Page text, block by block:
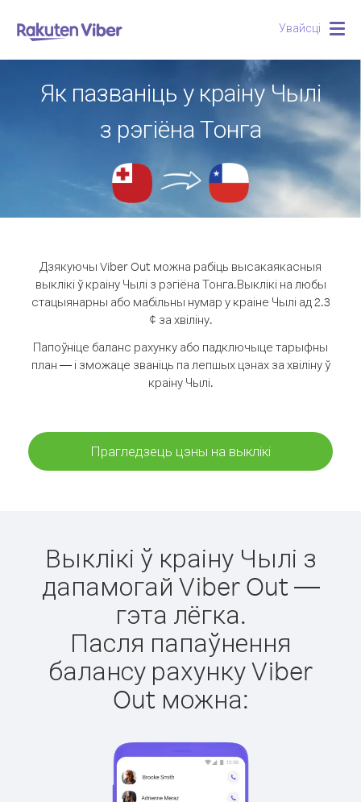
Увайсці
Як пазваніць у краіну Чылі
з рэгіёна Тонга
Дзякуючы Viber Out можна рабіць высакаякасныя
выклікі ў краіну Чылі з рэгіёна Тонга.Выклікі на любы
стацыянарны або мабільны нумар у краіне Чылі ад 2.3
¢ за хвіліну.
Папоўніце баланс рахунку або падключыце тарыфны
план — і зможаце званіць па лепшых цэнах за хвіліну ў
краіну Чылі.
Прагледзець цэны на выклікі
Выклікі ў краіну Чылі з
дапамогай Viber Out —
гэта лёгка.
Пасля папаўнення
балансу рахунку Viber
Out можна: